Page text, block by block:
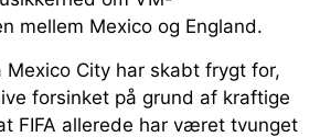
mellem Mexico og England.
Mexico City har skabt frygt for,
forsinket på grund af kraftige
FIFA allerede har været tvunget